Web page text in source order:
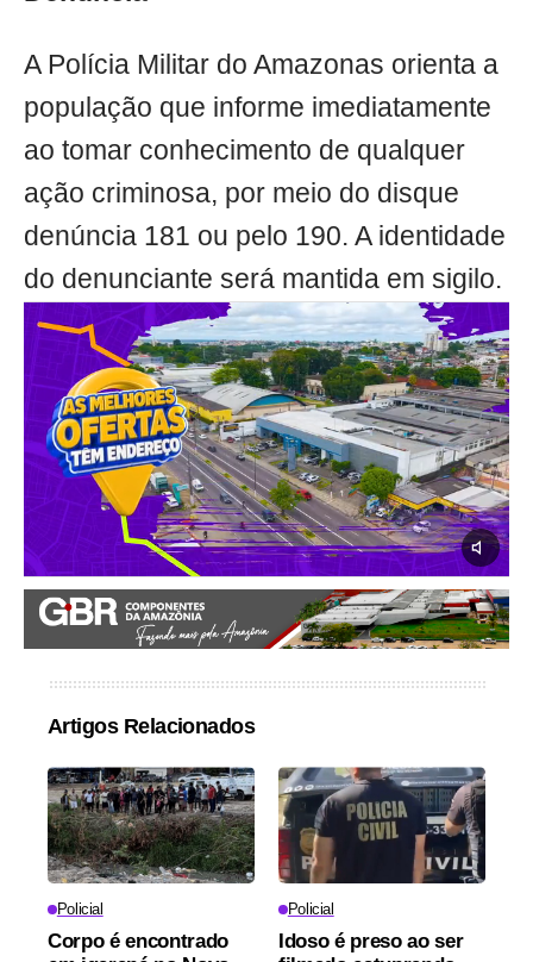
A Polícia Militar do Amazonas orienta a
população que informe imediatamente
ao tomar conhecimento de qualquer
ação criminosa, por meio do disque
denúncia 181 ou pelo 190. A identidade
do denunciante será mantida em sigilo.
Artigos Relacionados
Policial
Corpo é encontrado
Policial
Idoso é preso ao ser